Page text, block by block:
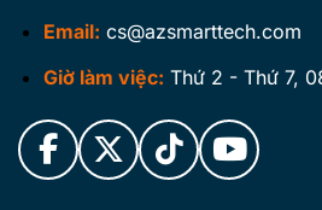
Email: cs@azsmarttech.com
Giờ làm việc: Thứ 2 - Thứ 7,